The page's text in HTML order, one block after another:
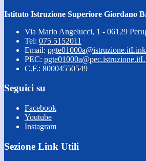
Istituto Istruzione Superiore Giordano
Via Mario Angelucci, 1 - 06129
Tel: 075 5152011
Email: pgte01000a@istruzione.itLink
PEC: pgte01000a@pec.istruzione.it
C.F.: 80004550549
Seguici su
Facebook
Youtube
Instagram
Sezione Link Utili